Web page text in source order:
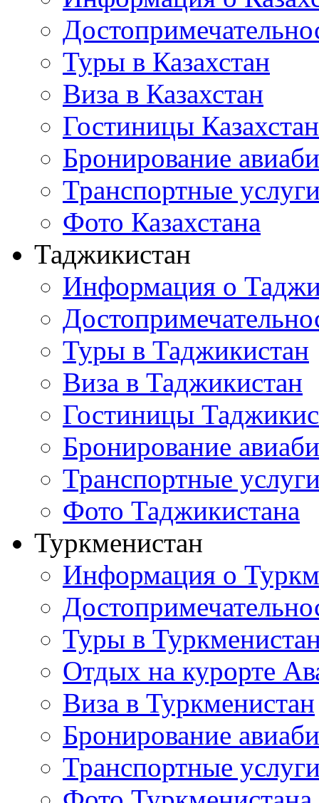
Туры в Казахстан
Виза в Казахстан
Гостиницы
Бронирование
Транспортные
Фото Казахстана
Таджикистан
Информация о
Туры в Таджикистан
Виза в Таджикистан
Гостиницы
Бронирование
Транспортные
Фото Таджикистана
Туркменистан
Информация о
Туры в
Отдых на курорте
Виза в Туркменистан
Бронирование
Транспортные